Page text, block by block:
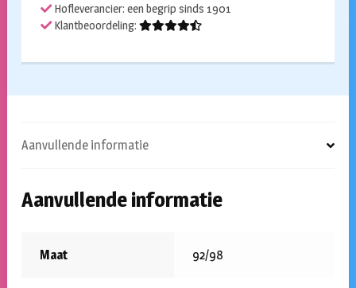
Hofleverancier: een begrip sinds 1901
Klantbeoordeling:
Aanvullende informatie
Aanvullende informatie
Maat 92/98